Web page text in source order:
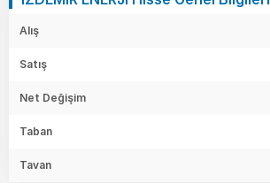
Alış
Satış
Net Değişim
Taban
Tavan